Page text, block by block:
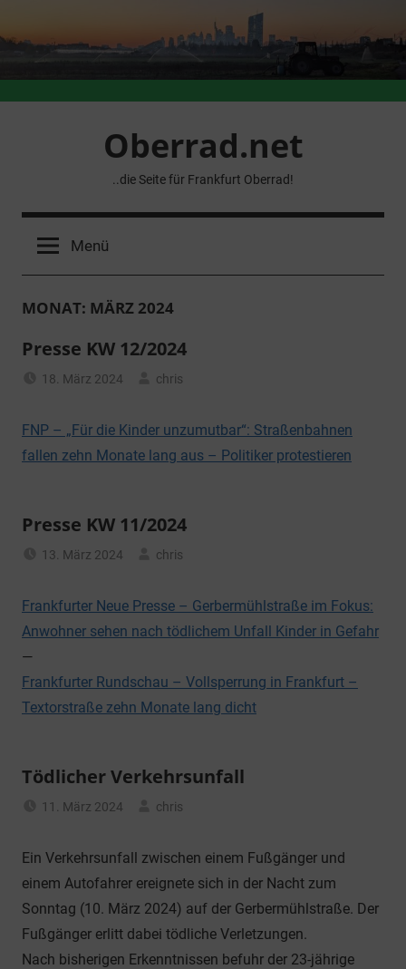
Inhalt
springen
Oberrad.net
..die Seite für Frankfurt Oberrad!
Menü
MONAT: MÄRZ 2024
Presse KW 12/2024
18. März 2024
chris
FNP – „Für die Kinder unzumutbar“: Straßenbahnen
fallen zehn Monate lang aus – Politiker protestieren
Presse KW 11/2024
13. März 2024
chris
Frankfurter Neue Presse – Gerbermühlstraße im Fokus:
Anwohner sehen nach tödlichem Unfall Kinder in Gefahr
—
Frankfurter Rundschau – Vollsperrung in Frankfurt –
Textorstraße zehn Monate lang dicht
Tödlicher Verkehrsunfall
11. März 2024
chris
Ein Verkehrsunfall zwischen einem Fußgänger und
einem Autofahrer ereignete sich in der Nacht zum
Sonntag (10. März 2024) auf der Gerbermühlstraße. Der
Fußgänger erlitt dabei tödliche Verletzungen.
Nach bisherigen Erkenntnissen befuhr der 23-jährige